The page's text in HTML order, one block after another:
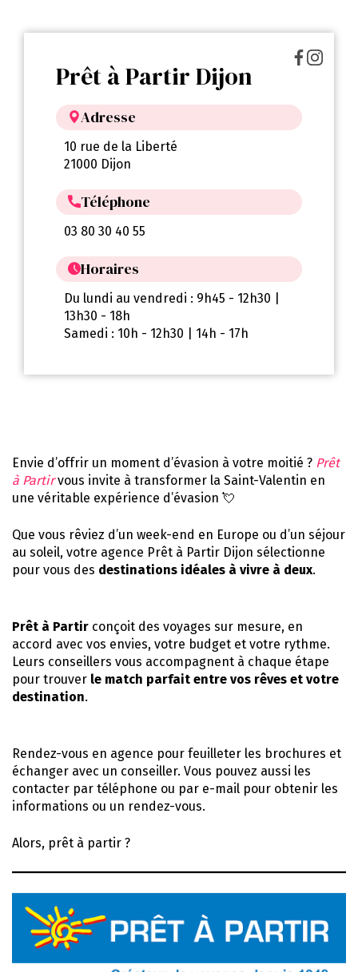
Prêt à Partir Dijon
Adresse
10 rue de la Liberté
21000 Dijon
Téléphone
03 80 30 40 55
Horaires
Du lundi au vendredi : 9h45 - 12h30 |
13h30 - 18h
Samedi : 10h - 12h30 | 14h - 17h
Envie d’offrir un moment d’évasion à votre moitié ? Prêt
à Partirvous invite à transformer la Saint-Valentin en
une véritable expérience d’évasion 💘
Que vous rêviez d’un week-end en Europe ou d’un séjour
au soleil, votre agence Prêt à Partir Dijon sélectionne
pour vous des destinations idéales à vivre à deux.
Prêt à Partir conçoit des voyages sur mesure, en
accord avec vos envies, votre budget et votre rythme.
Leurs conseillers vous accompagnent à chaque étape
pour trouver le match parfait entre vos rêves et votre
destination.
Rendez-vous en agence pour feuilleter les brochures et
échanger avec un conseiller. Vous pouvez aussi les
contacter par téléphone ou par e-mail pour obtenir les
informations ou un rendez-vous.
Alors, prêt à partir ?